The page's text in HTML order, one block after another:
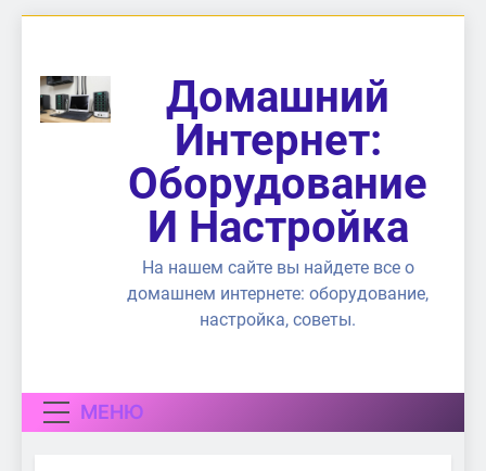
содержимому
Домашний
Интернет:
Оборудование
И Настройка
На нашем сайте вы найдете все о
домашнем интернете: оборудование,
настройка, советы.
МЕНЮ